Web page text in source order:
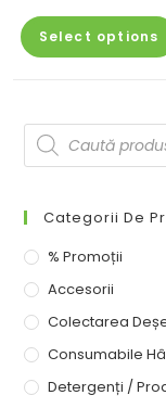
Select options
Categorii De
% Promoții
Accesorii
Colectarea
Consumabile
Detergenți /